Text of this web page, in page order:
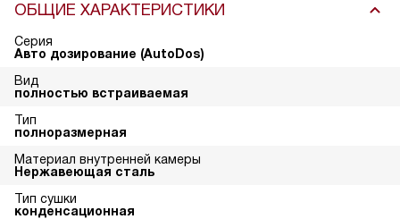
ОБЩИЕ ХАРАКТЕРИСТИКИ
Серия
Авто дозирование (AutoDos)
Вид
полностью встраиваемая
Тип
полноразмерная
Материал внутренней камеры
Нержавеющая сталь
Тип сушки
конденсационная